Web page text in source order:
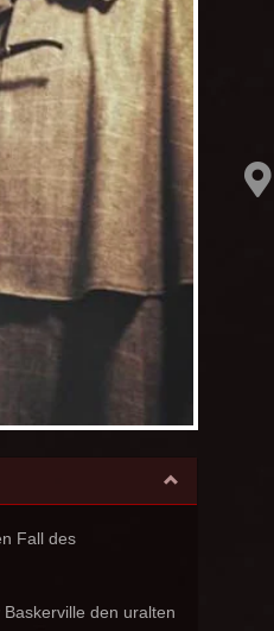
Fall des
den uralten